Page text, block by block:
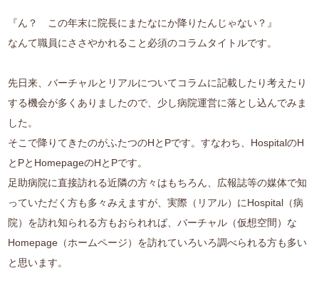
『ん？ この年末に院長にまたなにか降りたんじゃない？』
なんて職員にささやかれること必須のコラムタイトルです。
先日来、バーチャルとリアルについてコラムに記載したり考えたり
する機会が多くありましたので、少し病院運営に落とし込んでみま
した。
そこで降りてきたのがふたつのHとPです。すなわち、HospitalのH
とPとHomepageのHとPです。
足助病院に直接訪れる近隣の方々はもちろん、広報誌等の媒体で知
っていただく方も多々みえますが、実際（リアル）にHospital（病
院）を訪れ知られる方もおられれば、バーチャル（仮想空間）な
Homepage（ホームページ）を訪れていろいろ調べられる方も多い
と思います。